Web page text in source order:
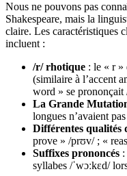
Nous ne pouvons pas
Shakespeare, mais la
claire. Les caractéristiques
incluent :
/r/ rhotique : le « r »
(similaire à l’accent
word » se prononçait
La Grande
longues n’avaient
Différentes qualités
prove » /prʊv/ ; «
Suffixes prononcés
syllabes /ˈwɔːkɛd/